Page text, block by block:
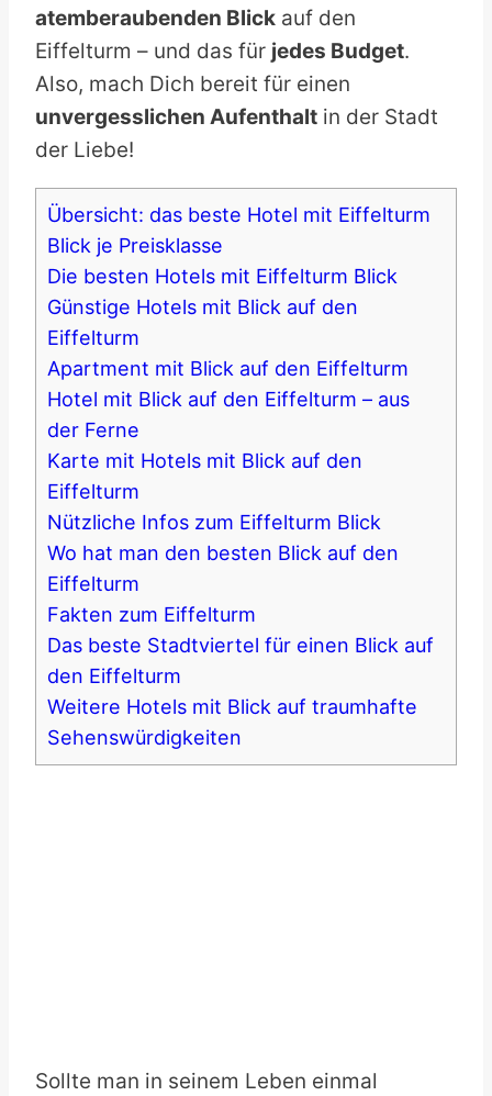
atemberaubenden Blick auf den
Eiffelturm – und das für jedes Budget.
Also, mach Dich bereit für einen
unvergesslichen Aufenthalt in der Stadt
der Liebe!
Übersicht: das beste Hotel mit Eiffelturm
Blick je Preisklasse
Die besten Hotels mit Eiffelturm Blick
Günstige Hotels mit Blick auf den
Eiffelturm
Apartment mit Blick auf den Eiffelturm
Hotel mit Blick auf den Eiffelturm – aus
der Ferne
Karte mit Hotels mit Blick auf den
Eiffelturm
Nützliche Infos zum Eiffelturm Blick
Wo hat man den besten Blick auf den
Eiffelturm
Fakten zum Eiffelturm
Das beste Stadtviertel für einen Blick auf
den Eiffelturm
Weitere Hotels mit Blick auf traumhafte
Sehenswürdigkeiten
Sollte man in seinem Leben einmal